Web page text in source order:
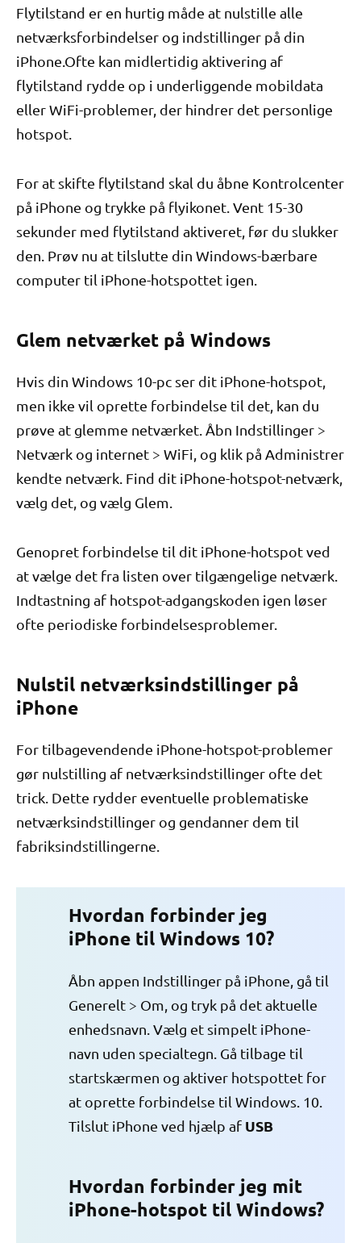
Flytilstand er en hurtig måde at nulstille alle
netværksforbindelser og indstillinger på din
iPhone.Ofte kan midlertidig aktivering af
flytilstand rydde op i underliggende mobildata
eller WiFi-problemer, der hindrer det personlige
hotspot.
For at skifte flytilstand skal du åbne Kontrolcenter
på iPhone og trykke på flyikonet. Vent 15-30
sekunder med flytilstand aktiveret, før du slukker
den. Prøv nu at tilslutte din Windows-bærbare
computer til iPhone-hotspottet igen.
Glem netværket på Windows
Hvis din Windows 10-pc ser dit iPhone-hotspot,
men ikke vil oprette forbindelse til det, kan du
prøve at glemme netværket. Åbn Indstillinger >
Netværk og internet > WiFi, og klik på Administrer
kendte netværk. Find dit iPhone-hotspot-netværk,
vælg det, og vælg Glem.
Genopret forbindelse til dit iPhone-hotspot ved
at vælge det fra listen over tilgængelige netværk.
Indtastning af hotspot-adgangskoden igen løser
ofte periodiske forbindelsesproblemer.
Nulstil netværksindstillinger på
iPhone
For tilbagevendende iPhone-hotspot-problemer
gør nulstilling af netværksindstillinger ofte det
trick. Dette rydder eventuelle problematiske
netværksindstillinger og gendanner dem til
fabriksindstillingerne.
Hvordan forbinder jeg
iPhone til Windows 10?
Åbn appen Indstillinger på iPhone, gå til
Generelt > Om, og tryk på det aktuelle
enhedsnavn. Vælg et simpelt iPhone-
navn uden specialtegn. Gå tilbage til
startskærmen og aktiver hotspottet for
at oprette forbindelse til Windows. 10.
Tilslut iPhone ved hjælp af USB
Hvordan forbinder jeg mit
iPhone-hotspot til Windows?